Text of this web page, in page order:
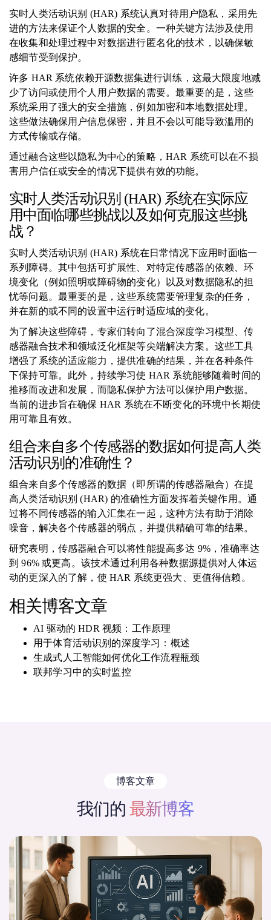
实时人类活动识别 (HAR) 系统认真对待用户隐私，采用先
进的方法来保证个人数据的安全。一种关键方法涉及使用
在收集和处理过程中对数据进行匿名化的技术，以确保敏
感细节受到保护。
许多 HAR 系统依赖开源数据集进行训练，这最大限度地减
少了访问或使用个人用户数据的需要。最重要的是，这些
系统采用了强大的安全措施，例如加密和本地数据处理。
这些做法确保用户信息保密，并且不会以可能导致滥用的
方式传输或存储。
通过融合这些以隐私为中心的策略，HAR 系统可以在不损
害用户信任或安全的情况下提供有效的功能。
实时人类活动识别 (HAR) 系统在实际应
用中面临哪些挑战以及如何克服这些挑
战？
实时人类活动识别 (HAR) 系统在日常情况下应用时面临一
系列障碍。其中包括可扩展性、对特定传感器的依赖、环
境变化（例如照明或障碍物的变化）以及对数据隐私的担
忧等问题。最重要的是，这些系统需要管理复杂的任务，
并在新的或不同的设置中运行时适应域的变化。
为了解决这些障碍，专家们转向了混合深度学习模型、传
感器融合技术和领域泛化框架等尖端解决方案。这些工具
增强了系统的适应能力，提供准确的结果，并在各种条件
下保持可靠。此外，持续学习使 HAR 系统能够随着时间的
推移而改进和发展，而隐私保护方法可以保护用户数据。
当前的进步旨在确保 HAR 系统在不断变化的环境中长期使
用可靠且有效。
组合来自多个传感器的数据如何提高人类
活动识别的准确性？
组合来自多个传感器的数据（即所谓的传感器融合）在提
高人类活动识别 (HAR) 的准确性方面发挥着关键作用。通
过将不同传感器的输入汇集在一起​​，这种方法有助于消除
噪音，解决各个传感器的弱点，并提供精确可靠的结果。
研究表明，传感器融合可以将性能提高多达 9%，准确率达
到 96% 或更高。该技术通过利用各种数据源提供对人体运
动的更深入的了解，使 HAR 系统更强大、更值得信赖。
相关博客文章
AI 驱动的 HDR 视频：工作原理
用于体育活动识别的深度学习：概述
生成式人工智能如何优化工作流程瓶颈
联邦学习中的实时监控
博客文章
我们的 最新博客